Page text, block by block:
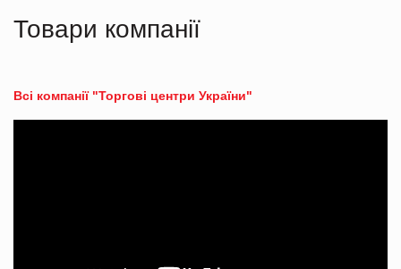
Товари компанії
Всі компанії "Торгові центри України"